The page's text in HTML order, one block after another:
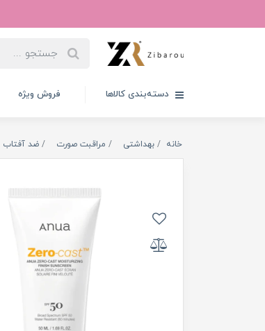
دسته‌بندی کالاها فروش ویژه
خانه بهداشتی مراقبت صورت ضد آفتاب